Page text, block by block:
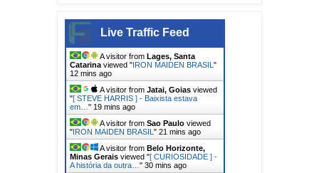
Live Traffic Feed
A visitor from Lages, Santa
Catarina viewed " IRON MAIDEN BRASIL "
12 mins ago
A visitor from Jatai, Goias viewed
"[ STEVE HARRIS ] - Baixista estava
em… " 19 mins ago
A visitor from Sao Paulo viewed
" IRON MAIDEN BRASIL " 21 mins ago
A visitor from Belo Horizonte,
Minas Gerais viewed "[ CURIOSIDADE ] -
A história da outra… " 31 mins ago